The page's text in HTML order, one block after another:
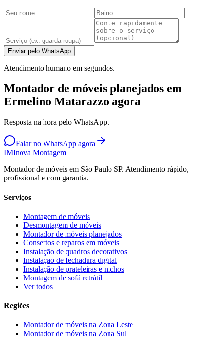
Enviar pelo WhatsApp
Atendimento humano em segundos.
Montador de móveis planejados em
Ermelino Matarazzo agora
Resposta na hora pelo WhatsApp.
Falar no WhatsApp agora
IMInova Montagem
Montador de móveis em São Paulo SP. Atendimento rápido,
profissional e com garantia.
Serviços
Montagem de móveis
Desmontagem de móveis
Montador de móveis planejados
Consertos e reparos em móveis
Instalação de quadros decorativos
Instalação de fechadura digital
Instalação de prateleiras e nichos
Montagem de sofá retrátil
Ver todos
Regiões
Montador de móveis na Zona Leste
Montador de móveis na Zona Sul